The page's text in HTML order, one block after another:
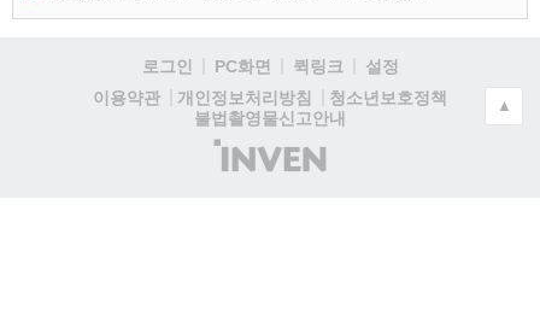
로그인 PC화면 퀵링크
설정
이용약관
개인정보처리방침
청소년보호정책
불법촬영물신고안내
(주)
인
▲